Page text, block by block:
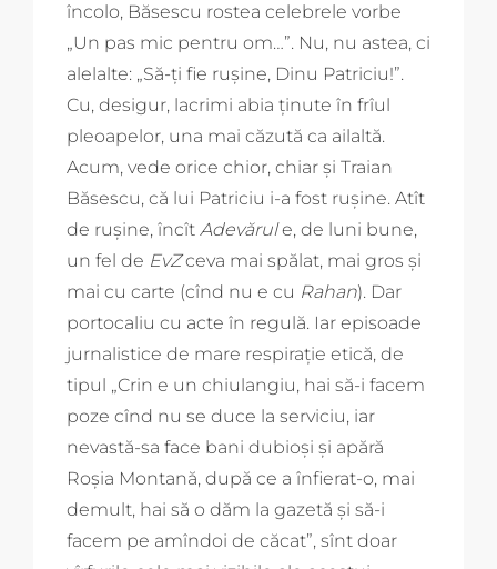
încolo, Băsescu rostea celebrele vorbe
„Un pas mic pentru om…”. Nu, nu astea, ci
alelalte: „Să-ți fie rușine, Dinu Patriciu!”.
Cu, desigur, lacrimi abia ținute în frîul
pleoapelor, una mai căzută ca ailaltă.
Acum, vede orice chior, chiar și Traian
Băsescu, că lui Patriciu i-a fost rușine. Atît
de rușine, încît Adevărule, de luni bune,
un fel de EvZceva mai spălat, mai gros și
mai cu carte (cînd nu e cu Rahan). Dar
portocaliu cu acte în regulă. Iar episoade
jurnalistice de mare respirație etică, de
tipul „Crin e un chiulangiu, hai să-i facem
poze cînd nu se duce la serviciu, iar
nevastă-sa face bani dubioși și apără
Roșia Montană, după ce a înfierat-o, mai
demult, hai să o dăm la gazetă și să-i
facem pe amîndoi de căcat”, sînt doar